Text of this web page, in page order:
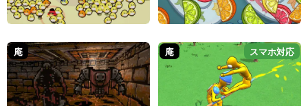
庵 庵 スマホ対応